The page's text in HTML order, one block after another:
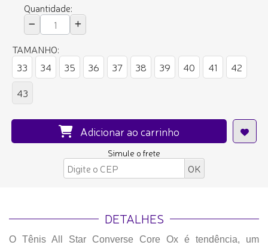
Quantidade:
TAMANHO:
33
34 35 36 37 38 39 40 41
42
43
Adicionar ao carrinho
Simule o frete
DETALHES
O Tênis All Star Converse Core Ox é tendência, um